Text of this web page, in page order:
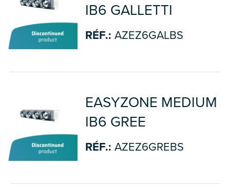
IB6 GALLETTI
RÉF.: AZEZ6GALBS
EASYZONE MEDIUM
IB6 GREE
RÉF.: AZEZ6GREBS